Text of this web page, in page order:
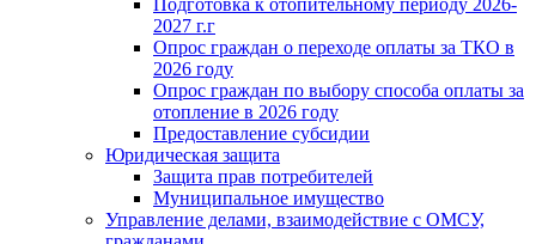
Подготовка к отопительному периоду 2026-
2027 г.г
Опрос граждан о переходе оплаты за ТКО в
2026 году
Опрос граждан по выбору способа оплаты за
отопление в 2026 году
Предоставление субсидии
Юридическая защита
Защита прав потребителей
Муниципальное имущество
Управление делами, взаимодействие с ОМСУ,